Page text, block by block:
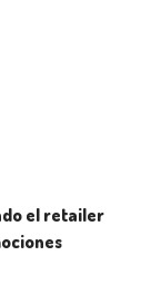
el retailer